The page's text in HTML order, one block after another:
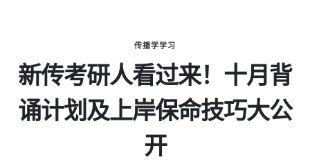
传播学学习
新传考研人看过来！十月背
诵计划及上岸保命技巧大公
开